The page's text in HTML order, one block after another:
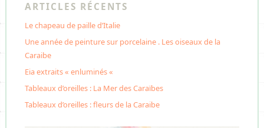
ARTICLES RÉCENTS
Le chapeau de paille d’Italie
Une année de peinture sur porcelaine . Les oiseaux de la
Caraibe
Eia extraits « enluminés «
Tableaux d’oreilles : La Mer des Caraïbes
Tableaux d’oreilles : fleurs de la Caraibe